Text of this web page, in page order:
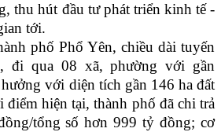
thu hút đầu tư phát triển kinh tế -
tới.
phố Phổ Yên, chiều dài tuyến
đi qua 08 xã, phường với gần
với diện tích gần 146 ha đất
hiện tại, thành phố đã chi trả
tổng số hơn 999 tỷ đồng; cơ